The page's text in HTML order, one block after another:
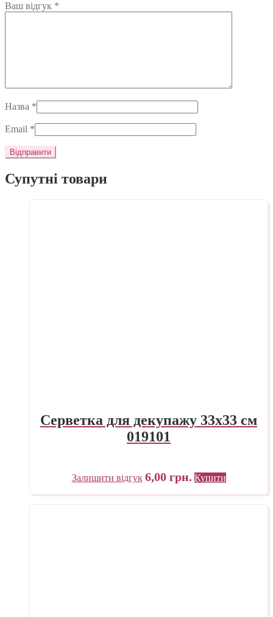
Ваш відгук *
Назва *
Email *
Супутні товари
Серветка для декупажу 33х33 см
019101
Залишити відгук 6,00 грн. Купити